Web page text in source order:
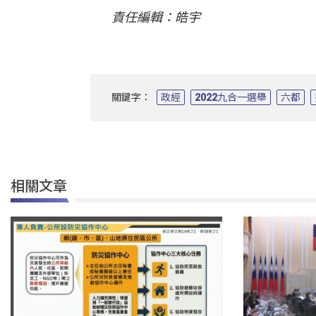
責任編輯：皓宇
關鍵字： 政經 2022九合一選舉 六都
相關文章